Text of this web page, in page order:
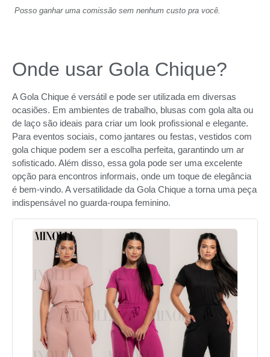
Posso ganhar uma comissão sem nenhum custo pra você.
Onde usar Gola Chique?
A Gola Chique é versátil e pode ser utilizada em diversas
ocasiões. Em ambientes de trabalho, blusas com gola alta ou
de laço são ideais para criar um look profissional e elegante.
Para eventos sociais, como jantares ou festas, vestidos com
gola chique podem ser a escolha perfeita, garantindo um ar
sofisticado. Além disso, essa gola pode ser uma excelente
opção para encontros informais, onde um toque de elegância
é bem-vindo. A versatilidade da Gola Chique a torna uma peça
indispensável no guarda-roupa feminino.